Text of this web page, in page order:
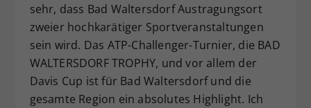
sehr, dass Bad Waltersdorf Austragungsort
zweier hochkarätiger Sportveranstaltungen
sein wird. Das ATP-Challenger-Turnier, die BAD
WALTERSDORF TROPHY, und vor allem der
Davis Cup ist für Bad Waltersdorf und die
gesamte Region ein absolutes Highlight. Ich